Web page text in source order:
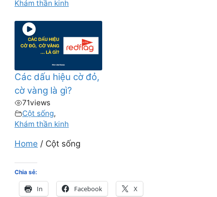
Khám thần kinh
Các dấu hiệu cờ đỏ,
cờ vàng là gì?
71views
Cột sống,
Khám thần kinh
Home / Cột sống
Chia sẻ:
In Facebook X